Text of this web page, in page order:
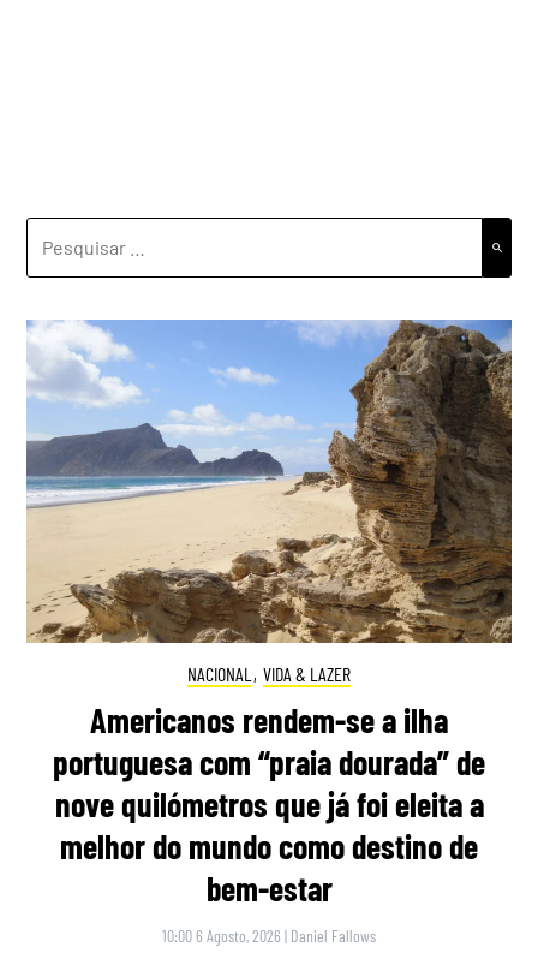
POR:
NACIONAL , VIDA & LAZER
Americanos rendem-se a ilha
portuguesa com “praia dourada” de
nove quilómetros que já foi eleita a
melhor do mundo como destino de
bem-estar
10:00 6 Agosto, 2026 | Daniel Fallows